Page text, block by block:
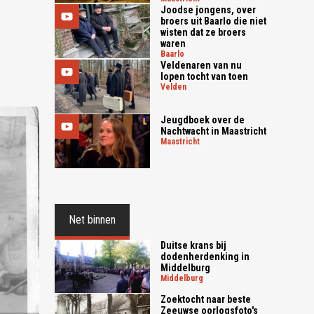
Joodse jongens, over
broers uit Baarlo die niet
wisten dat ze broers
waren
baarlo
Veldenaren van nu
lopen tocht van toen
velden
Jeugdboek over de
Nachtwacht in Maastricht
maastricht
Net binnen
Duitse krans bij
dodenherdenking in
Middelburg
middelburg
Zoektocht naar beste
Zeeuwse oorlogsfoto's